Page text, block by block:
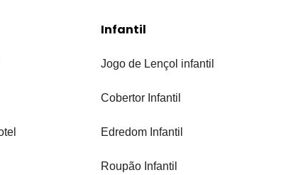
Infantil
Jogo de Lençol infantil
Cobertor Infantil
Edredom Infantil
Roupão Infantil